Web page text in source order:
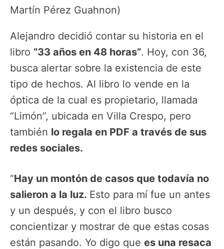
Martín Pérez Guahnon)
Alejandro decidió contar su historia en el
libro “33 años en 48 horas”. Hoy, con 36,
busca alertar sobre la existencia de este
tipo de hechos. Al libro lo vende en la
óptica de la cual es propietario, llamada
“Limón”, ubicada en Villa Crespo, pero
también lo regala en PDF a través de sus
redes sociales.
“Hay un montón de casos que todavía no
salieron a la luz. Esto para mí fue un antes
y un después, y con el libro busco
concientizar y mostrar de que estas cosas
están pasando. Yo digo que es una resaca